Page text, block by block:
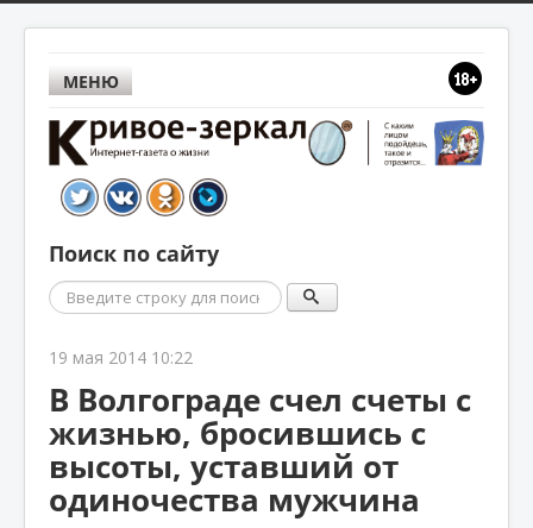
МЕНЮ
Поиск по сайту
Поиск
19 мая 2014 10:22
В Волгограде счел счеты с
жизнью, бросившись с
высоты, уставший от
одиночества мужчина